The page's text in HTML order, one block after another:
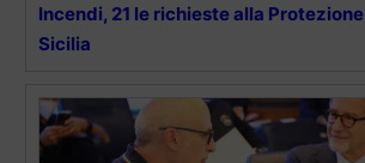
Incendi, 21 le richieste alla
Sicilia